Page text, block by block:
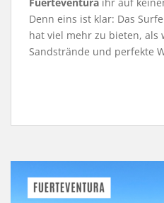
Fuerteventura ihr auf
Denn eins ist klar: Das
hat viel mehr zu bieten, als
Sandstrände und perfekte